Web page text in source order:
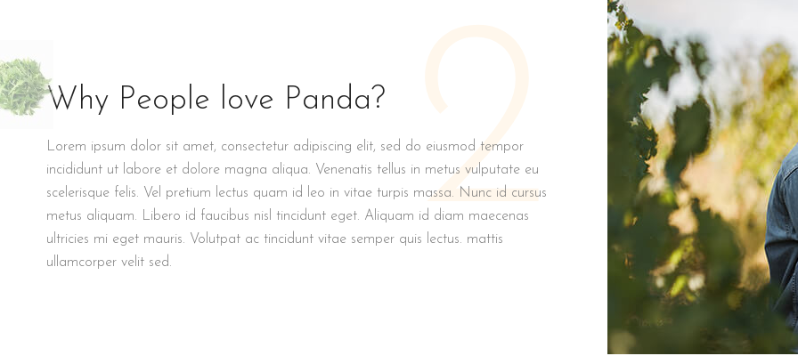
2
Why People love Panda?
Lorem ipsum dolor sit amet, consectetur adipiscing elit, sed do eiusmod tempor
incididunt ut labore et dolore magna aliqua. Venenatis tellus in metus vulputate eu
scelerisque felis. Vel pretium lectus quam id leo in vitae turpis massa. Nunc id cursus
metus aliquam. Libero id faucibus nisl tincidunt eget. Aliquam id diam maecenas
ultricies mi eget mauris. Volutpat ac tincidunt vitae semper quis lectus. mattis
ullamcorper velit sed.